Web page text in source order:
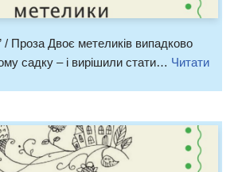
/ Проза Двоє метеликів випадково
садку – і вирішили стати… Читати